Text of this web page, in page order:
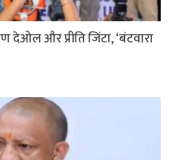
और प्रीति जिंटा, ‘बंटवारा